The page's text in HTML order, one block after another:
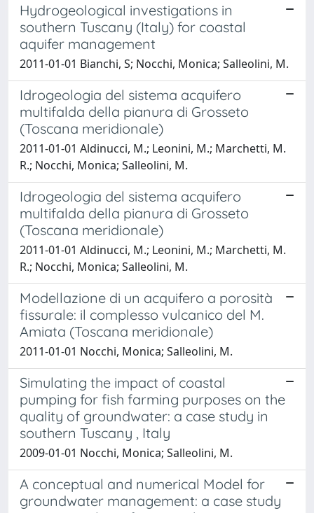
Hydrogeological investigations in
southern Tuscany (Italy) for coastal
aquifer management
2011-01-01 Bianchi, S; Nocchi, Monica; Salleolini, M.
Idrogeologia del sistema acquifero
multifalda della pianura di Grosseto
(Toscana meridionale)
2011-01-01 Aldinucci, M.; Leonini, M.; Marchetti, M.
R.; Nocchi, Monica; Salleolini, M.
Idrogeologia del sistema acquifero
multifalda della pianura di Grosseto
(Toscana meridionale)
2011-01-01 Aldinucci, M.; Leonini, M.; Marchetti, M.
R.; Nocchi, Monica; Salleolini, M.
Modellazione di un acquifero a porosità
fissurale: il complesso vulcanico del M.
Amiata (Toscana meridionale)
2011-01-01 Nocchi, Monica; Salleolini, M.
Simulating the impact of coastal
pumping for fish farming purposes on the
quality of groundwater: a case study in
southern Tuscany , Italy
2009-01-01 Nocchi, Monica; Salleolini, M.
A conceptual and numerical Model for
groundwater management: a case study